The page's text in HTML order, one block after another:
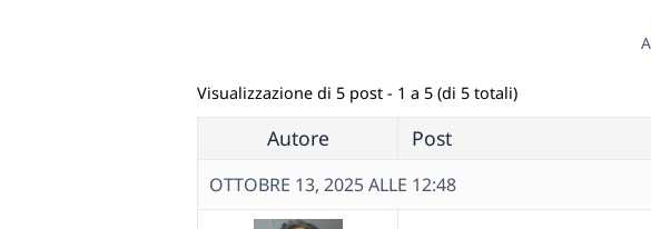
Visualizzazione di 5 post - 1 a 5 (di 5 totali)
Autore Post
OTTOBRE 13, 2025 ALLE 12:48